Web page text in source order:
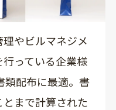
やビルマネジメ
っている企業様
類配布に最適。書
まで計算された